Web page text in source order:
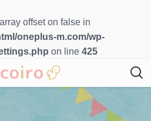
offset on false in
oneplus-m.com/wp-
on line 425